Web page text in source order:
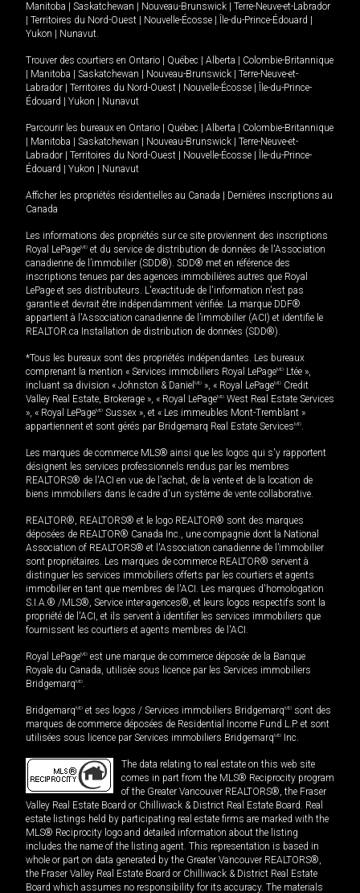
Manitoba
Saskatchewan Nouveau-Brunswick
Terre-Neuve-et-Labrador
Territoires du Nord-Ouest Nouvelle-Écosse Île-du-Prince-Édouard
Yukon
Nunavut.
Trouver des courtiers en Ontario Québec Alberta
Colombie-Britannique
Manitoba Saskatchewan Nouveau-Brunswick
Terre-Neuve-et-
Labrador
Territoires du Nord-Ouest Nouvelle-Écosse
Île-du-Prince-
Édouard
Yukon Nunavut
Parcourir les bureaux en Ontario Québec Alberta
Colombie-Britannique
Manitoba Saskatchewan Nouveau-Brunswick
Terre-Neuve-et-
Labrador
Territoires du Nord-Ouest Nouvelle-Écosse
Île-du-Prince-
Édouard
Yukon Nunavut
Afficher les propriétés résidentielles au Canada
Dernières inscriptions au
Canada
Les informations des propriétés sur ce site proviennent des inscriptions
Royal LePageMD et du service de distribution de données de l'Association
canadienne de l’immobilier (SDD®). SDD® met en référence des
inscriptions tenues par des agences immobilières autres que Royal
LePage et ses distributeurs. L'exactitude de l'information n'est pas
garantie et devrait être indépendamment vérifiée. La marque DDF®
appartient à l'Association canadienne de l’immobilier (ACI) et identifie le
REALTOR.ca Installation de distribution de données (SDD®).
*Tous les bureaux sont des propriétés indépendantes. Les bureaux
comprenant la mention « Services immobiliers Royal LePageMD Ltée »,
incluant sa division « Johnston & Daniel MD », « Royal LePageMD Credit
Valley Real Estate, Brokerage », « Royal LePageMD West Real Estate Services
», « Royal LePageMD Sussex », et « Les immeubles Mont-Tremblant »
appartiennent et sont gérés par Bridgemarq Real Estate ServicesMD.
Les marques de commerce MLS® ainsi que les logos qui s'y rapportent
désignent les services professionnels rendus par les membres
REALTORS® de l'ACI en vue de l'achat, de la vente et de la location de
biens immobiliers dans le cadre d'un système de vente collaborative.
REALTOR®, REALTORS® et le logo REALTOR® sont des marques
déposées de REALTOR® Canada Inc., une compagnie dont la National
Association of REALTORS® et l'Association canadienne de l’immobilier
sont propriétaires. Les marques de commerce REALTOR® servent à
distinguer les services immobiliers offerts par les courtiers et agents
immobilier en tant que membres de l'ACI. Les marques d'homologation
S.I.A.® /MLS®, Service inter-agences®, et leurs logos respectifs sont la
propriété de l'ACI, et ils servent à identifier les services immobiliers que
fournissent les courtiers et agents membres de l'ACI.
Royal LePageMD est une marque de commerce déposée de la Banque
Royale du Canada, utilisée sous licence par les Services immobiliers
BridgemarqMD.
BridgemarqMD et ses logos / Services immobiliers BridgemarqMD sont des
marques de commerce déposées de Residential Income Fund L.P. et sont
utilisées sous licence par Services immobiliers BridgemarqMD Inc.
The data relating to real estate on this web site
comes in part from the MLS® Reciprocity program
of the Greater Vancouver REALTORS®, the Fraser
Valley Real Estate Board or Chilliwack & District Real Estate Board. Real
estate listings held by participating real estate firms are marked with the
MLS® Reciprocity logo and detailed information about the listing
includes the name of the listing agent. This representation is based in
whole or part on data generated by the Greater Vancouver REALTORS®,
the Fraser Valley Real Estate Board or Chilliwack & District Real Estate
Board which assumes no responsibility for its accuracy. The materials